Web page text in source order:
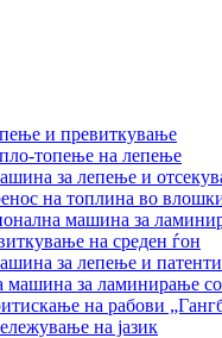
и превиткување
топење на лепење
за лепење и
на топлина во
машина за
на среден ѓон
за лепење и
машина за ламинирање
на рабови
на јазик